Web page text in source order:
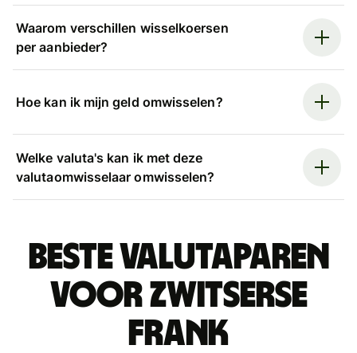
Waarom verschillen wisselkoersen
per aanbieder?
Hoe kan ik mijn geld omwisselen?
Welke valuta's kan ik met deze
valutaomwisselaar omwisselen?
Beste valutaparen
voor Zwitserse
frank